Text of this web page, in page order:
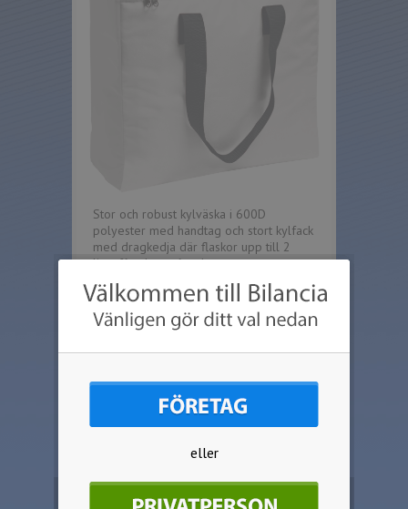
Stor och robust kylväska i 600D
polyester med handtag och stort kylfack
med dragkedja där flaskor upp till 2
liter får plats ståendes.
Går att göra otroligt kompakt vid
förvaring.
mm, på locket 270x95 mm.
Denna produkten går endast att erhålla
med 1-färgs tryck.
Inga start elller schablonskostnader
tillkommer.
eller